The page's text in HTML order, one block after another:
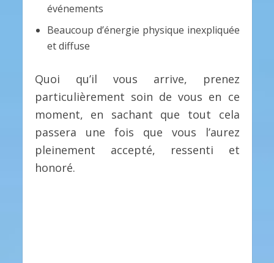
événements
Beaucoup d’énergie physique inexpliquée
et diffuse
Quoi qu’il vous arrive, prenez
particulièrement soin de vous en ce
moment, en sachant que tout cela
passera une fois que vous l’aurez
pleinement accepté, ressenti et
honoré.